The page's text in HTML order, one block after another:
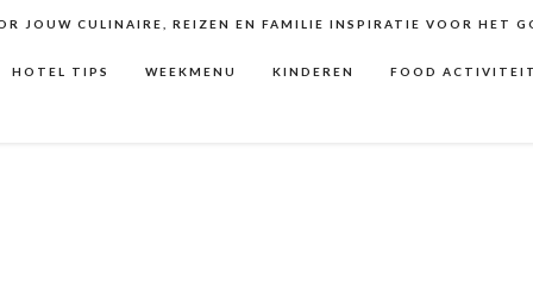
JOUW CULINAIRE, REIZEN EN FAMILIE INSPIRATIE VOOR HET
HOTEL TIPS WEEKMENU KINDEREN FOOD